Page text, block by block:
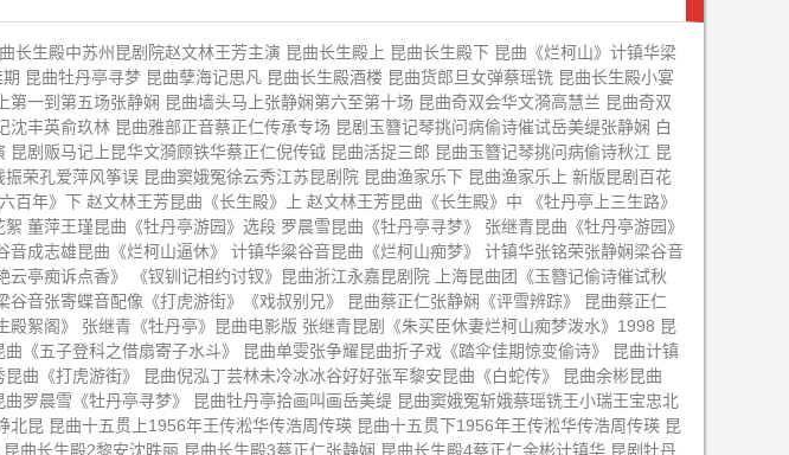
传淞华传浩
昆曲白先勇青春版《牡丹亭》花絮 董萍王瑾昆曲《牡丹亭游园》选段
曲》 张继青昆曲《牡丹亭离魂》 魏春荣昆曲《游园惊梦》选段
谷音昆曲
沈昳丽张军昆剧《牡丹亭》
王芳黄小午吴双钱振荣汤迟荪昆剧
《西施》
诗催试秋
青春版昆曲《牡丹亭》第一百场演
出中
青春版昆曲《牡丹亭》第一百场演
出下
会》 昆曲李胜素《牡丹亭游园》 昆曲华文漪岳美缇《晴雯》
妻烂柯山痴
昆曲华文漪顾铁华昆曲《牡丹亭游
昆曲《牡丹亭游园惊梦》昆曲刘效
生殿中苏州昆剧院赵文林王芳主演 昆曲长生殿上 昆曲长生殿下 昆曲《烂柯山》计镇华梁
昆曲牡丹亭寻梦 昆曲孽海记思凡 昆曲长生殿酒楼 昆曲货郎旦女弹蔡瑶铣 昆曲长生殿小宴
一到第五场张静娴 昆曲墙头马上张静娴第六至第十场 昆曲奇双会华文漪高慧兰 昆曲奇双
丰英俞玖林 昆曲雅部正音蔡正仁传承专场 昆剧玉簪记琴挑问病偷诗催试岳美缇张静娴 白
剧贩马记上昆华文漪顾铁华蔡正仁倪传钺 昆曲活捉三郎 昆曲玉簪记琴挑问病偷诗秋江 昆
荣孔爱萍风筝误 昆曲窦娥冤徐云秀江苏昆剧院 昆曲渔家乐下 昆曲渔家乐上 新版昆剧百花
年》下 赵文林王芳昆曲《长生殿》上 赵文林王芳昆曲《长生殿》中 《牡丹亭上三生路》
董萍王瑾昆曲《牡丹亭游园》选段 罗晨雪昆曲《牡丹亭寻梦》 张继青昆曲《牡丹亭游园》
成志雄昆曲《烂柯山逼休》 计镇华粱谷音昆曲《烂柯山痴梦》 计镇华张铭荣张静娴梁谷音
亭痴诉点香》 《钗钏记相约讨钗》昆曲浙江永嘉昆剧院 上海昆曲团《玉簪记偷诗催试秋
音张寄蝶音配像《打虎游街》《戏叔别兄》 昆曲蔡正仁张静娴《评雪辨踪》 昆曲蔡正仁
絮阁》 张继青《牡丹亭》昆曲电影版 张继青昆剧《朱买臣休妻烂柯山痴梦泼水》1998 昆
《五子登科之借扇寄子水斗》 昆曲单雯张争耀昆曲折子戏《踏伞佳期惊变偷诗》 昆曲计镇
曲《打虎游街》 昆曲倪泓丁芸林未冷冰冰谷好好张军黎安昆曲《白蛇传》 昆曲余彬昆曲
罗晨雪《牡丹亭寻梦》 昆曲牡丹亭拾画叫画岳美缇 昆曲窦娥冤斩娥蔡瑶铣王小瑞王宝忠北
昆 昆曲十五贯上1956年王传淞华传浩周传瑛 昆曲十五贯下1956年王传淞华传浩周传瑛 昆
曲长生殿2黎安沈昳丽 昆曲长生殿3蔡正仁张静娴 昆曲长生殿4蔡正仁余彬计镇华 昆剧牡丹